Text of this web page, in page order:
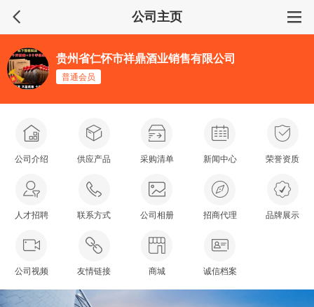
公司主页
贵州省仁怀市祥鼎酒业销售有限公司
普通会员
公司介绍 供应产品 采购清单 新闻中心 荣誉资质
人才招聘 联系方式 公司相册 招商代理 品牌展示
公司视频 友情链接 商城 诚信档案